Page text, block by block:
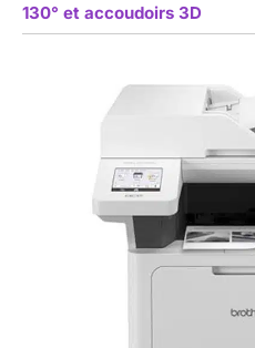
130° et accoudoirs 3D